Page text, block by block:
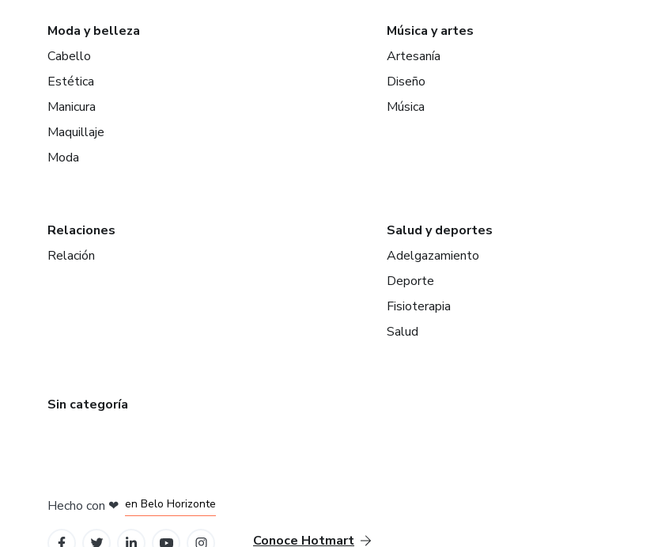
Moda y belleza
Cabello
Estética
Manicura
Maquillaje
Moda
Música y artes
Artesanía
Diseño
Música
Relaciones
Relación
Salud y deportes
Adelgazamiento
Deporte
Fisioterapia
Salud
Sin categoría
Hecho con ❤ en Belo Horizonte
Conoce Hotmart